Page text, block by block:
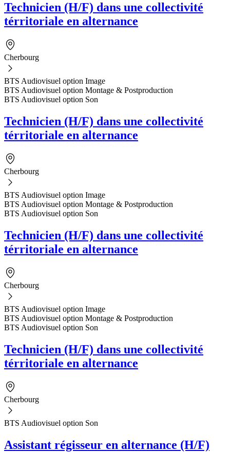
Technicien (H/F) dans une collectivité
térritoriale en alternance
Cherbourg
BTS Audiovisuel option Image
BTS Audiovisuel option Montage & Postproduction
BTS Audiovisuel option Son
Technicien (H/F) dans une collectivité
térritoriale en alternance
Cherbourg
BTS Audiovisuel option Image
BTS Audiovisuel option Montage & Postproduction
BTS Audiovisuel option Son
Technicien (H/F) dans une collectivité
térritoriale en alternance
Cherbourg
BTS Audiovisuel option Image
BTS Audiovisuel option Montage & Postproduction
BTS Audiovisuel option Son
Technicien (H/F) dans une collectivité
térritoriale en alternance
Cherbourg
BTS Audiovisuel option Son
Assistant régisseur en alternance (H/F)